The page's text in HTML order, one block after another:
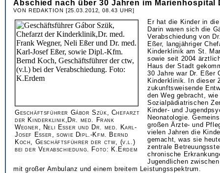
Abschied nach über 30 Jahren im Marienhospital
VON REDAKTION [25.03.2012, 08.43 UHR]
Geschäftsführer Gábor Szük, Chefarzt
der Kinderklinik,Dr. med. Frank
Wegner, Neli Eßer und Dr. med. Karl-
Josef Eßer, sowie Dipl.-Kfm. Bernd
Koch, Geschäftsführer der ctw, (v.l.)
bei der Verabschiedung. Foto: K.Erdem
Er hat die Kinder in
Darin waren sich die
Verabschiedung von
Eßer, langjähriger
Kinderklinik am St.
sowie seit 2004
Haus der Stadt
30 Jahre war Dr. Eßer
Kinderklinik. In dieser
zukunftsweisende
den Weg gebracht,
Sozialpädiatrischen
Kinder- und
Neonatologie.
großen Ärzte- und
vielen Jahren die
gemacht, was sie
zentrale
chronische
Jugendlichen
mit großer Ambulanz und einem breitem Leistungsspektrum.